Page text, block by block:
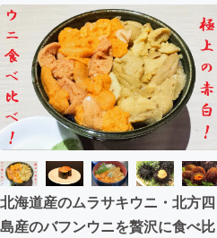
アート・写真
テクノロジー・ガジェ
映像・映画
ビジネス・起業
まちづくり・地域活性
北海道産のムラサキウニ・北方四
島産のバフンウニを贅沢に食べ比